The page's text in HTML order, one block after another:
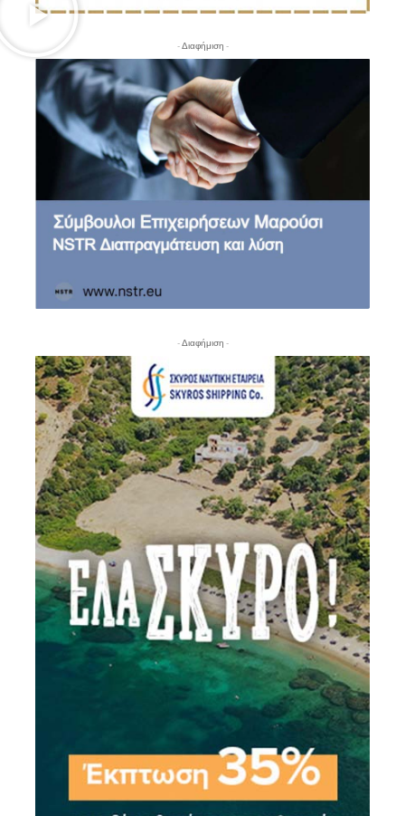
- Διαφήμιση -
- Διαφήμιση -